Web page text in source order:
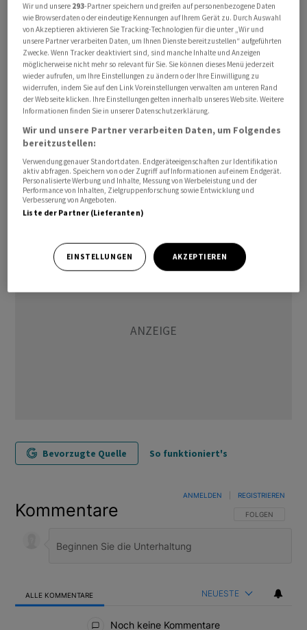
Er habe gesehen, dass «Menschen einander vertrauen
können, auch wenn nicht sofort Hilfe bereitsteht». Allen
Menschen an Bord wünschte der Kapitän eine sichere
Heimreise.
Am Sonntag war das Schiff an der spanischen Ferieninsel
Teneriffa angekommen. Am Montag sollten die
restlichen Passagiere und ein Grossteil der Besatzung
evakuiert werden. Die «Hondius» soll heute Abend
wieder in See stechen und nach Rotterdam
fahren./ab/DP/jha
(AWP)
Bevorzugte Quelle So funktioniert's
Kommentare FOLGE DIESER
FOLGEN
ANMELDEN REGISTRIEREN
ALLE KOMMENTARE NEUESTE
Noch keine Kommentare
Wir und unsere 293-Partner speichern und greifen auf personenbezogene Daten
wie Browserdaten oder eindeutige Kennungen auf Ihrem Gerät zu. Durch Auswahl
von Akzeptieren aktivieren Sie Tracking-Technologien für die unter „Wir und
unsere Partner verarbeiten Daten, um Ihnen Dienste bereitzustellen“ aufgeführten
Zwecke. Wenn Tracker deaktiviert sind, sind manche Inhalte und Anzeigen
möglicherweise nicht mehr so relevant für Sie. Sie können dieses Menü jederzeit
wieder aufrufen, um Ihre Einstellungen zu ändern oder Ihre Einwilligung zu
widerrufen, indem Sie auf den Link Voreinstellungen verwalten am unteren Rand
der Webseite klicken. Ihre Einstellungen gelten innerhalb unseres Website. Weitere
Informationen finden Sie in unserer Datenschutzerklärung.
Wir und unsere Partner verarbeiten Daten, um Folgendes
bereitzustellen:
Verwendung genauer Standortdaten. Endgeräteeigenschaften zur Identifikation
aktiv abfragen. Speichern von oder Zugriff auf Informationen auf einem Endgerät.
Personalisierte Werbung und Inhalte, Messung von Werbeleistung und der
Performance von Inhalten, Zielgruppenforschung sowie Entwicklung und
Verbesserung von Angeboten.
Liste der Partner (Lieferanten)
EINSTELLUNGEN AKZEPTIEREN